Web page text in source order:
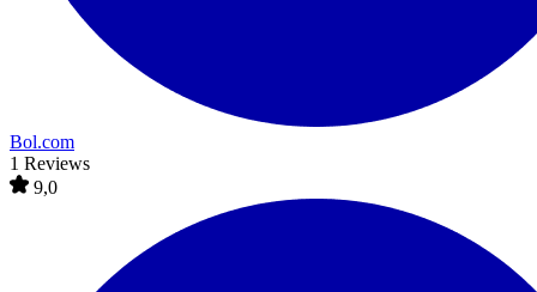
Bol.com
1 Reviews
9,0